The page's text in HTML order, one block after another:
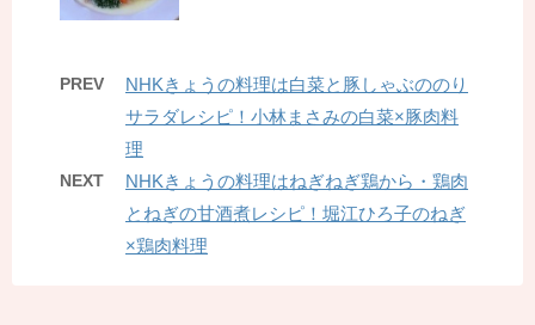
PREV
NHKきょうの料理は白菜と豚しゃぶののり
サラダレシピ！小林まさみの白菜×豚肉料
理
NEXT
NHKきょうの料理はねぎねぎ鶏から・鶏肉
とねぎの甘酒煮レシピ！堀江ひろ子のねぎ
×鶏肉料理